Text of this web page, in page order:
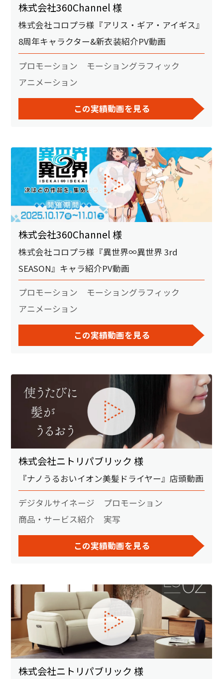
株式会社360Channel 様
株式会社コロプラ様『アリス・ギア・アイギス』
8周年キャラクター&新衣装紹介PV動画
プロモーション
モーショングラフィック
アニメーション
この実績動画を見る
株式会社360Channel 様
株式会社コロプラ様『異世界∞異世界 3rd
SEASON』キャラ紹介PV動画
プロモーション
モーショングラフィック
アニメーション
この実績動画を見る
株式会社ニトリパブリック 様
『ナノうるおいイオン美髪ドライヤー』店頭動画
デジタルサイネージ
プロモーション
商品・サービス紹介
実写
この実績動画を見る
株式会社ニトリパブリック 様